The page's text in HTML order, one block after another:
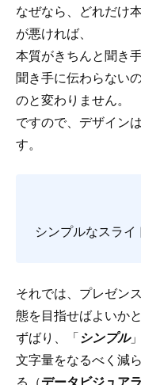
なぜなら、どれだけ
が悪ければ、
本質がきちんと聞き
聞き手に伝わらない
のと変わりません。
ですので、デザイン
す。
シンプルなスライ
それでは、プレゼン
態を目指せばよいかと
ずばり、「シンプル
文字量をなるべく減
る（データビジュア